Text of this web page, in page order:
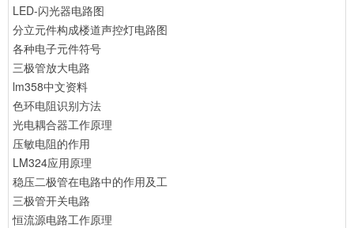
LED-闪光器电路图
分立元件构成楼道声控灯电路图
各种电子元件符号
三极管放大电路
lm358中文资料
色环电阻识别方法
光电耦合器工作原理
压敏电阻的作用
LM324应用原理
稳压二极管在电路中的作用及工
三极管开关电路
恒流源电路工作原理